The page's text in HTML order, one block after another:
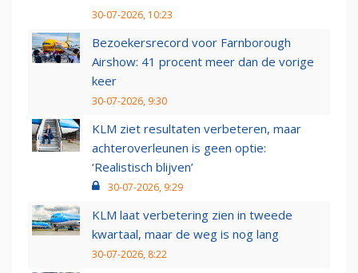
30-07-2026, 10:23
Bezoekersrecord voor Farnborough
Airshow: 41 procent meer dan de vorige
keer
30-07-2026, 9:30
KLM ziet resultaten verbeteren, maar
achteroverleunen is geen optie:
‘Realistisch blijven’
30-07-2026, 9:29
KLM laat verbetering zien in tweede
kwartaal, maar de weg is nog lang
30-07-2026, 8:22